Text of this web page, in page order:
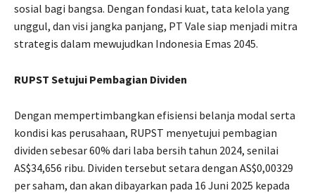
sosial bagi bangsa. Dengan fondasi kuat, tata kelola yang
unggul, dan visi jangka panjang, PT Vale siap menjadi mitra
strategis dalam mewujudkan Indonesia Emas 2045.
RUPST Setujui Pembagian Dividen
Dengan mempertimbangkan efisiensi belanja modal serta
kondisi kas perusahaan, RUPST menyetujui pembagian
dividen sebesar 60% dari laba bersih tahun 2024, senilai
AS$34,656 ribu. Dividen tersebut setara dengan AS$0,00329
per saham, dan akan dibayarkan pada 16 Juni 2025 kepada